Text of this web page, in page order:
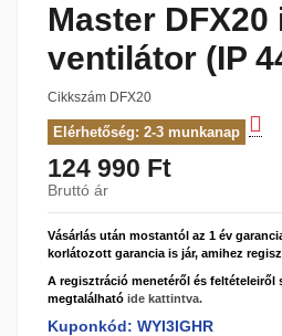
Master DFX20
ventilátor (IP
Cikkszám DFX20
Elérhetőség: 2-3 munkanap
124 990 Ft
Bruttó ár
Vásárlás után mostantól az 1 év
korlátozott garancia is jár, amihez
A regisztráció menetéről és feltételeiről
megtalálható ide kattintva.
Kuponkód: WYI3IGHR